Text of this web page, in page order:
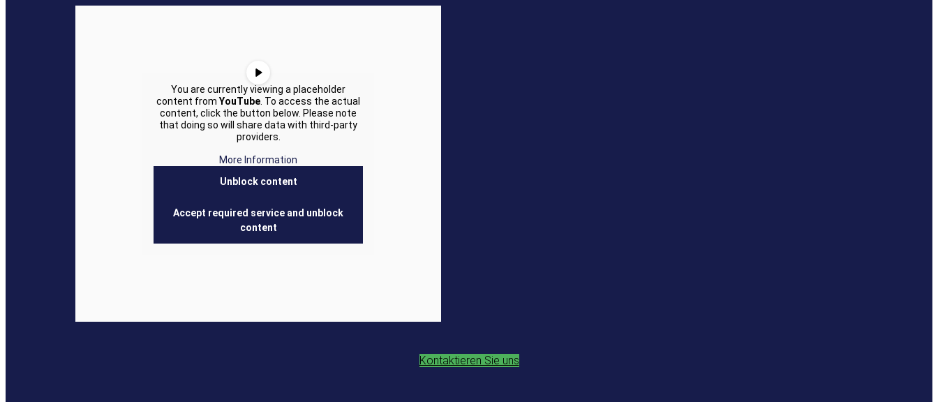
You are currently viewing a placeholder
content from YouTube . To access the actual
content, click the button below. Please note
that doing so will share data with third-party
providers.
More Information
Unblock content
Accept required service and unblock
content
Kontaktieren Sie uns